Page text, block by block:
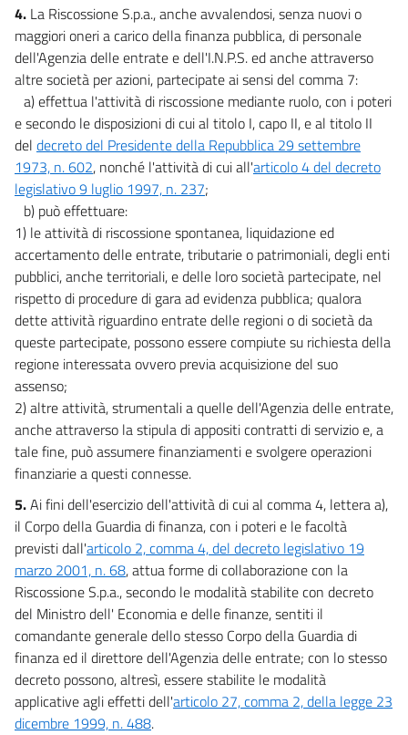
11 ter
11 quater
11 quinquies
11 sexies
11 septies
11 octies
11 novies
11 decies
11 undecies
11 duodecies
11 terdecies
11 quaterdecies
11 quindecies
12
13
Allegati
Tabella A
Tabella A
4. La Riscossione S.p.a., anche avvalendosi, senza nuovi o
maggiori oneri a carico della finanza pubblica, di personale
dell'Agenzia delle entrate e dell'I.N.P.S. ed anche attraverso
altre società per azioni, partecipate ai sensi del comma 7:
a) effettua l'attività di riscossione mediante ruolo, con i poteri
e secondo le disposizioni di cui al titolo I, capo II, e al titolo II
del decreto del Presidente della Repubblica 29 settembre
1973, n. 602, nonché l'attività di cui all'articolo 4 del decreto
legislativo 9 luglio 1997, n. 237;
b) può effettuare:
1) le attività di riscossione spontanea, liquidazione ed
accertamento delle entrate, tributarie o patrimoniali, degli enti
pubblici, anche territoriali, e delle loro società partecipate, nel
rispetto di procedure di gara ad evidenza pubblica; qualora
dette attività riguardino entrate delle regioni o di società da
queste partecipate, possono essere compiute su richiesta della
regione interessata ovvero previa acquisizione del suo
assenso;
2) altre attività, strumentali a quelle dell'Agenzia delle entrate,
anche attraverso la stipula di appositi contratti di servizio e, a
tale fine, può assumere finanziamenti e svolgere operazioni
finanziarie a questi connesse.
5.Ai fini dell'esercizio dell'attività di cui al comma 4, lettera a),
il Corpo della Guardia di finanza, con i poteri e le facoltà
previsti dall'articolo 2, comma 4, del decreto legislativo 19
marzo 2001, n. 68, attua forme di collaborazione con la
Riscossione S.p.a., secondo le modalità stabilite con decreto
del Ministro dell' Economia e delle finanze, sentiti il
comandante generale dello stesso Corpo della Guardia di
finanza ed il direttore dell'Agenzia delle entrate; con lo stesso
decreto possono, altresì, essere stabilite le modalità
applicative agli effetti dell'articolo 27, comma 2, della legge 23
dicembre 1999, n. 488.